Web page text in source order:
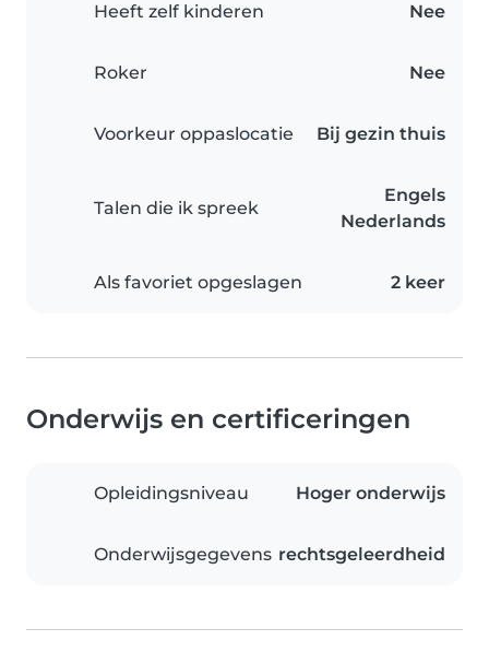
Heeft zelf kinderen Nee
Roker Nee
Voorkeur oppaslocatie Bij gezin thuis
Talen die ik spreek
Engels
Nederlands
Als favoriet opgeslagen 2 keer
Onderwijs en certificeringen
Opleidingsniveau Hoger onderwijs
Onderwijsgegevens rechtsgeleerdheid